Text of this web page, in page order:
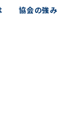
協会の強み